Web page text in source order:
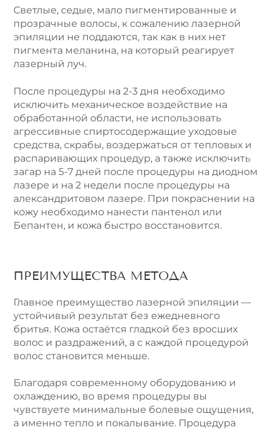
Светлые, седые, мало пигментированные и
прозрачные волосы, к сожалению лазерной
эпиляции не поддаются, так как в них нет
пигмента меланина, на который реагирует
лазерный луч.
После процедуры на 2-3 дня необходимо
исключить механическое воздействие на
обработанной области, не использовать
агрессивные спиртосодержащие уходовые
средства, скрабы, воздержаться от тепловых и
распаривающих процедур, а также исключить
загар на 5-7 дней после процедуры на диодном
лазере и на 2 недели после процедуры на
александритовом лазере. При покраснении на
кожу необходимо нанести пантенол или
Бепантен, и кожа быстро восстановится.
ПРЕИМУЩЕСТВА МЕТОДА
Главное преимущество лазерной эпиляции —
устойчивый результат без ежедневного
бритья. Кожа остаётся гладкой без вросших
волос и раздражений, а с каждой процедурой
волос становится меньше.
Благодаря современному оборудованию и
охлаждению, во время процедуры вы
чувствуете минимальные болевые ощущения,
а именно тепло и покалывание. Процедура